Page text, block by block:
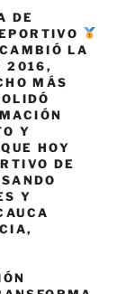
DE
LA
2016,
MÁS
Y
HOY
DE
Y